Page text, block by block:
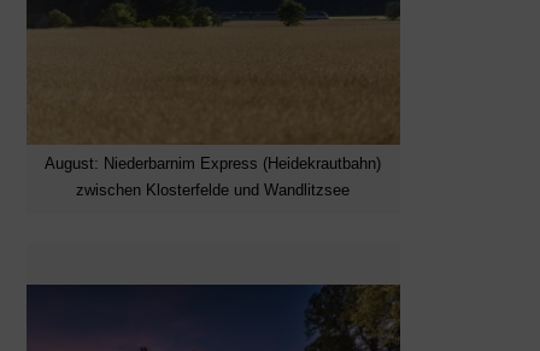
August: Niederbarnim Express (Heidekrautbahn)
zwischen Klosterfelde und Wandlitzsee